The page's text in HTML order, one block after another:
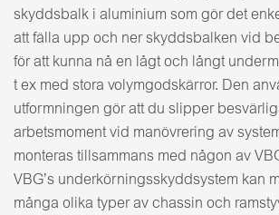
skyddsbalk i aluminium som gör det
att fälla upp och ner skyddsbalken vid
för att kunna nå en lågt och långt
t ex med stora volymgodskärror. Den
utformningen gör att du slipper
arbetsmoment vid manövrering av
monteras tillsammans med någon av
VBG’s underkörningsskyddsystem kan
många olika typer av chassin och